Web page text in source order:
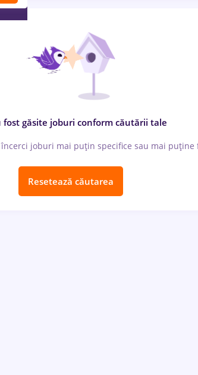
fost găsite joburi conform căutării tale
joburi mai puțin specifice sau mai puține
Resetează căutarea